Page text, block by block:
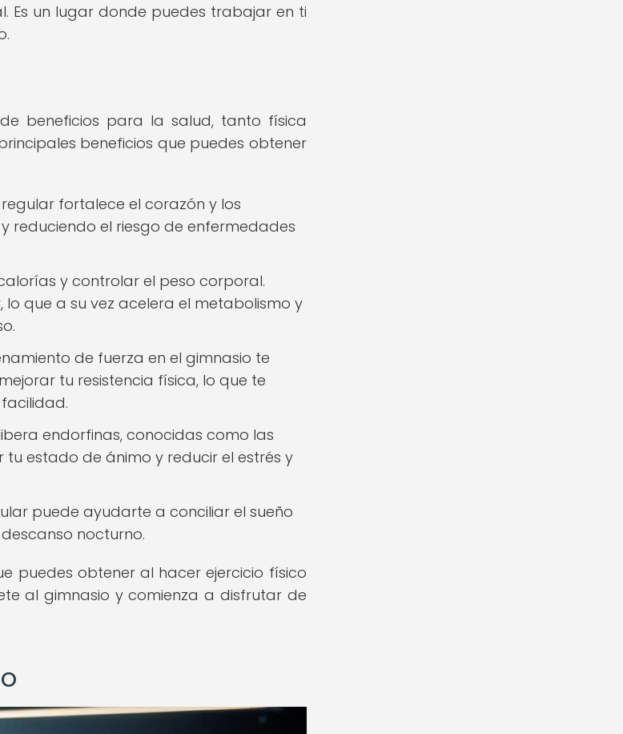
Es un lugar donde puedes trabajar en ti
beneficios para la salud, tanto física
beneficios que puedes obtener
regular fortalece el corazón y los
reduciendo el riesgo de enfermedades
y controlar el peso corporal.
que a su vez acelera el metabolismo y
de fuerza en el gimnasio te
tu resistencia física, lo que te
endorfinas, conocidas como las
estado de ánimo y reducir el estrés y
puede ayudarte a conciliar el sueño
nocturno.
puedes obtener al hacer ejercicio físico
al gimnasio y comienza a disfrutar de